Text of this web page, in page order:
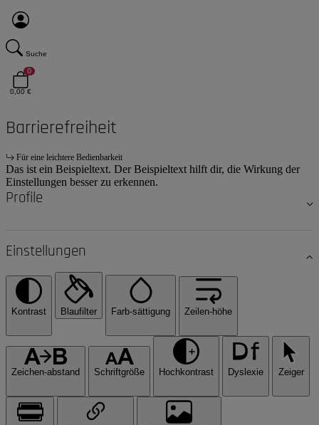
Suche
0
0,00 €
Barrierefreiheit
Für eine leichtere Bedienbarkeit
Das ist ein Beispieltext. Der Beispieltext hilft dir, die Wirkung der
Einstellungen besser zu erkennen.
Profile
Einstellungen
Kontrast Blaufilter Farb-sättigung Zeilen-höhe
Zeichen-abstand Schriftgröße Hochkontrast Dyslexie Zeiger